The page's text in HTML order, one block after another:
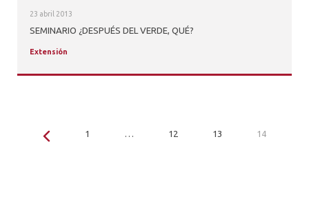
23 abril 2013
SEMINARIO ¿DESPUÉS DEL VERDE, QUÉ?
Extensión
1 … 12 13 14